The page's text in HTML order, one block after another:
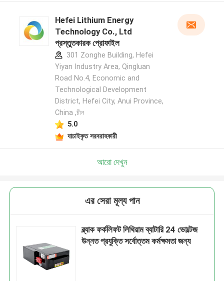
Hefei Lithium Energy
Technology Co., Ltd
প্রস্তুতকারক প্রোফাইল
301 Zonghe Building, Hefei
Yiyan Industry Area, Qingluan
Road No.4, Economic and
Technological Development
District, Hefei City, Anui Province,
China ,চীন
5.0
যাচাইকৃত সরবরাহকারী
আরো দেখুন
এর সেরা মূল্য পান
ব্ল্যাক ফর্কলিফট লিথিয়াম ব্যাটারি 24 ভোল্টেজ
উন্নত প্রযুক্তি সর্বোত্তম কর্মক্ষমতা জন্য